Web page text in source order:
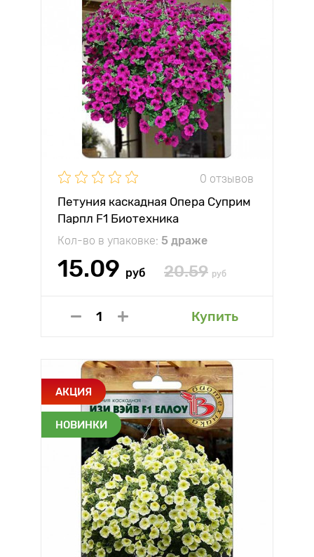
0 отзывов
Петуния каскадная Опера Суприм
Парпл F1 Биотехника
Кол-во в упаковке: 5 драже
15.09 руб 20.59 руб
Купить
АКЦИЯ
НОВИНКИ